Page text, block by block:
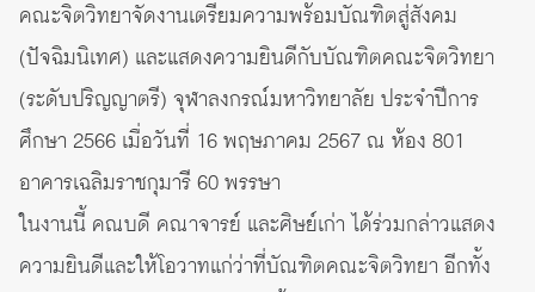
คณะจิตวิทยาจัดงานเตรียมความพร้อมบัณฑิตสู่สังคม
(ปัจฉิมนิเทศ) และแสดงความยินดีกับบัณฑิตคณะจิตวิทยา
(ระดับปริญญาตรี) จุฬาลงกรณ์มหาวิทยาลัย ประจำปีการ
ศึกษา 2566 เมื่อวันที่ 16 พฤษภาคม 2567 ณ ห้อง 801
อาคารเฉลิมราชกุมารี 60 พรรษา
ในงานนี้ คณบดี คณาจารย์ และศิษย์เก่า ได้ร่วมกล่าวแสดง
ความยินดีและให้โอวาทแก่ว่าที่บัณฑิตคณะจิตวิทยา อีกทั้ง